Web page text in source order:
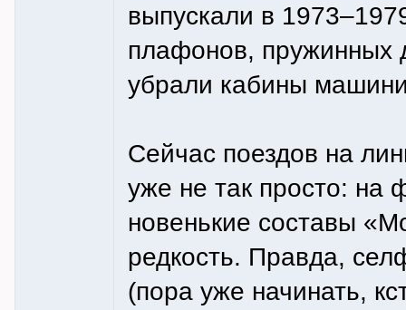
выпускали в
плафонов, пружинных
убрали кабины
Сейчас поездов на
уже не так просто: на
новенькие составы
редкость. Правда,
(пора уже начинать,